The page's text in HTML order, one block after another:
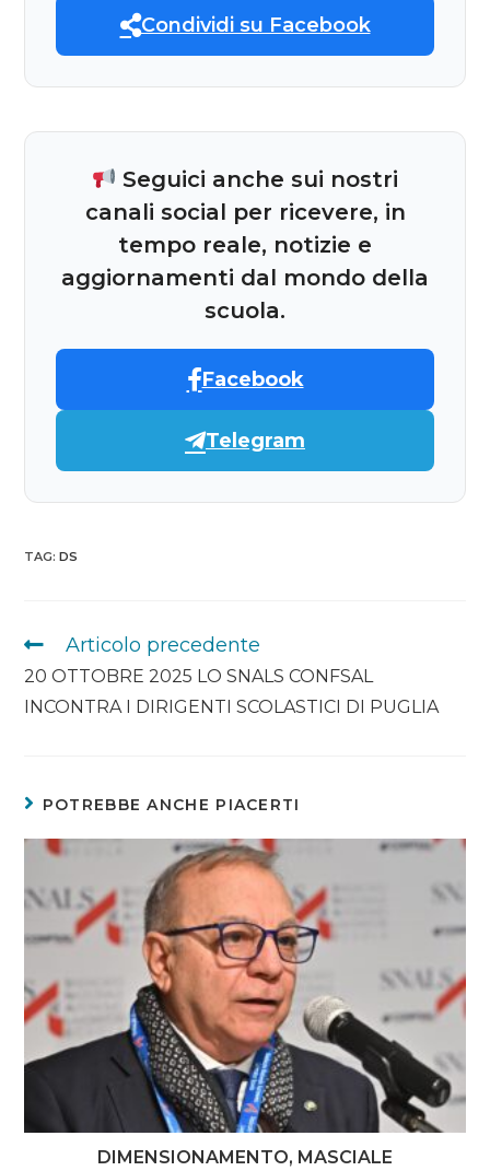
Condividi su Facebook
Seguici anche sui nostri
canali social per ricevere, in
tempo reale, notizie e
aggiornamenti dal mondo della
scuola.
Facebook
Telegram
TAG:DS
Articolo precedente
20 OTTOBRE 2025 LO SNALS CONFSAL
INCONTRA I DIRIGENTI SCOLASTICI DI PUGLIA
POTREBBE ANCHE PIACERTI
DIMENSIONAMENTO, MASCIALE